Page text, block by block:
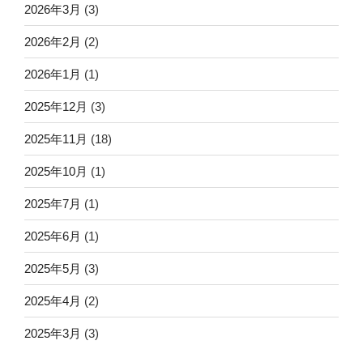
2026年3月 (3)
2026年2月 (2)
2026年1月 (1)
2025年12月 (3)
2025年11月 (18)
2025年10月 (1)
2025年7月 (1)
2025年6月 (1)
2025年5月 (3)
2025年4月 (2)
2025年3月 (3)